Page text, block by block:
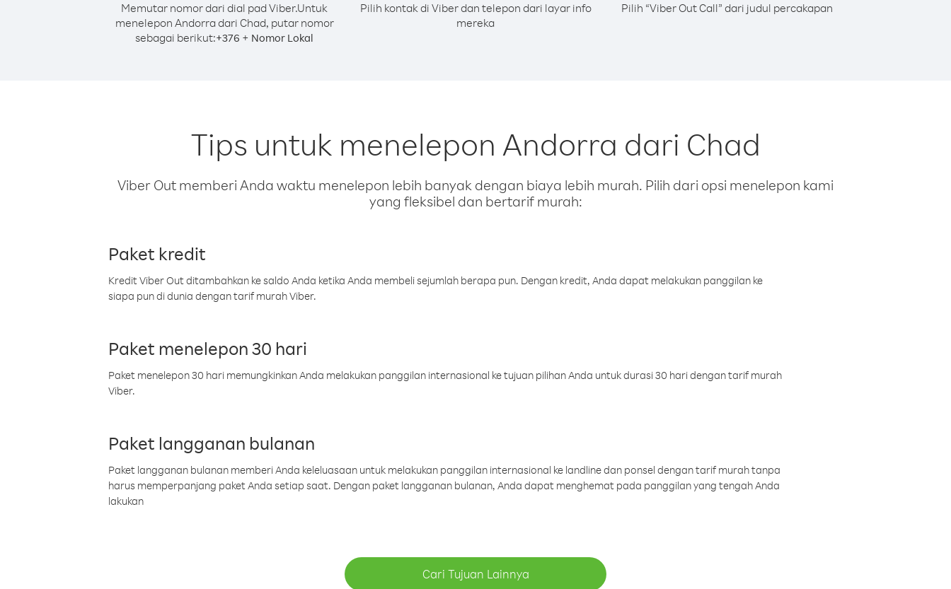
Memutar nomor dari dial pad Viber.Untuk
menelepon Andorra dari Chad, putar nomor
sebagai berikut:+376 + Nomor Lokal
Pilih kontak di Viber dan telepon dari layar info
mereka
Pilih “Viber Out Call” dari judul percakapan
Tips untuk menelepon Andorra dari Chad
Viber Out memberi Anda waktu menelepon lebih banyak dengan biaya lebih murah. Pilih dari opsi menelepon kami
yang fleksibel dan bertarif murah:
Paket kredit
Kredit Viber Out ditambahkan ke saldo Anda ketika Anda membeli sejumlah berapa pun. Dengan kredit, Anda dapat melakukan panggilan ke
siapa pun di dunia dengan tarif murah Viber.
Paket menelepon 30 hari
Paket menelepon 30 hari memungkinkan Anda melakukan panggilan internasional ke tujuan pilihan Anda untuk durasi 30 hari dengan tarif murah
Viber.
Paket langganan bulanan
Paket langganan bulanan memberi Anda keleluasaan untuk melakukan panggilan internasional ke landline dan ponsel dengan tarif murah tanpa
harus memperpanjang paket Anda setiap saat. Dengan paket langganan bulanan, Anda dapat menghemat pada panggilan yang tengah Anda
lakukan
Cari Tujuan Lainnya